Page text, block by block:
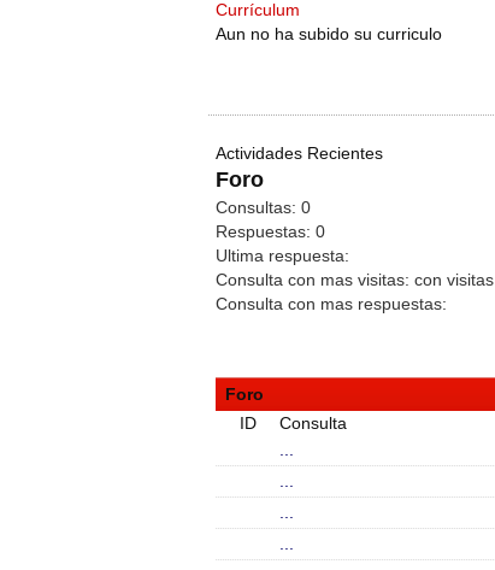
Currículum
Aun no ha subido su curriculo
Actividades Recientes
Foro
Consultas: 0
Respuestas: 0
Ultima respuesta:
Consulta con mas visitas: con visitas
Consulta con mas respuestas:
Foro
ID
Consulta